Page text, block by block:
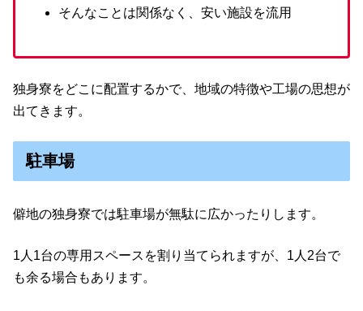
そんなことは関係なく、安い施設を流用
独身寮をどこに配置するかで、地域の特徴や工場の思想が
出てきます。
駐車場
僻地の独身寮では駐車場が無駄に広かったりします。
1人1台の専用スペースを割り当てられますが、1人2台で
も余る場合もあります。